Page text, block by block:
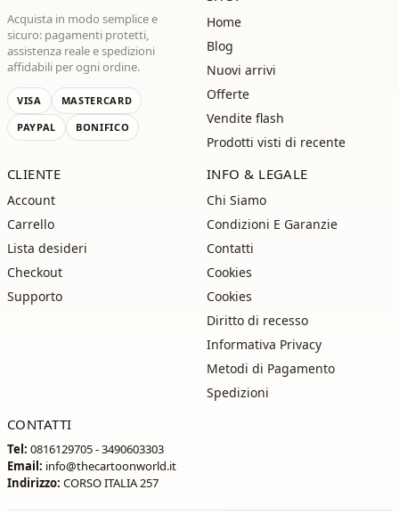
Acquista in modo semplice e
sicuro: pagamenti protetti,
assistenza reale e spedizioni
affidabili per ogni ordine.
VISA
MASTERCARD
PAYPAL
BONIFICO
Home
Blog
Nuovi arrivi
Offerte
Vendite flash
Prodotti visti di recente
CLIENTE
Account
Carrello
Lista desideri
Checkout
Supporto
INFO & LEGALE
Chi Siamo
Condizioni E Garanzie
Contatti
Cookies
Cookies
Diritto di recesso
Informativa Privacy
Metodi di Pagamento
Spedizioni
CONTATTI
Tel: 0816129705 - 3490603303
Email: info@thecartoonworld.it
Indirizzo: CORSO ITALIA 257